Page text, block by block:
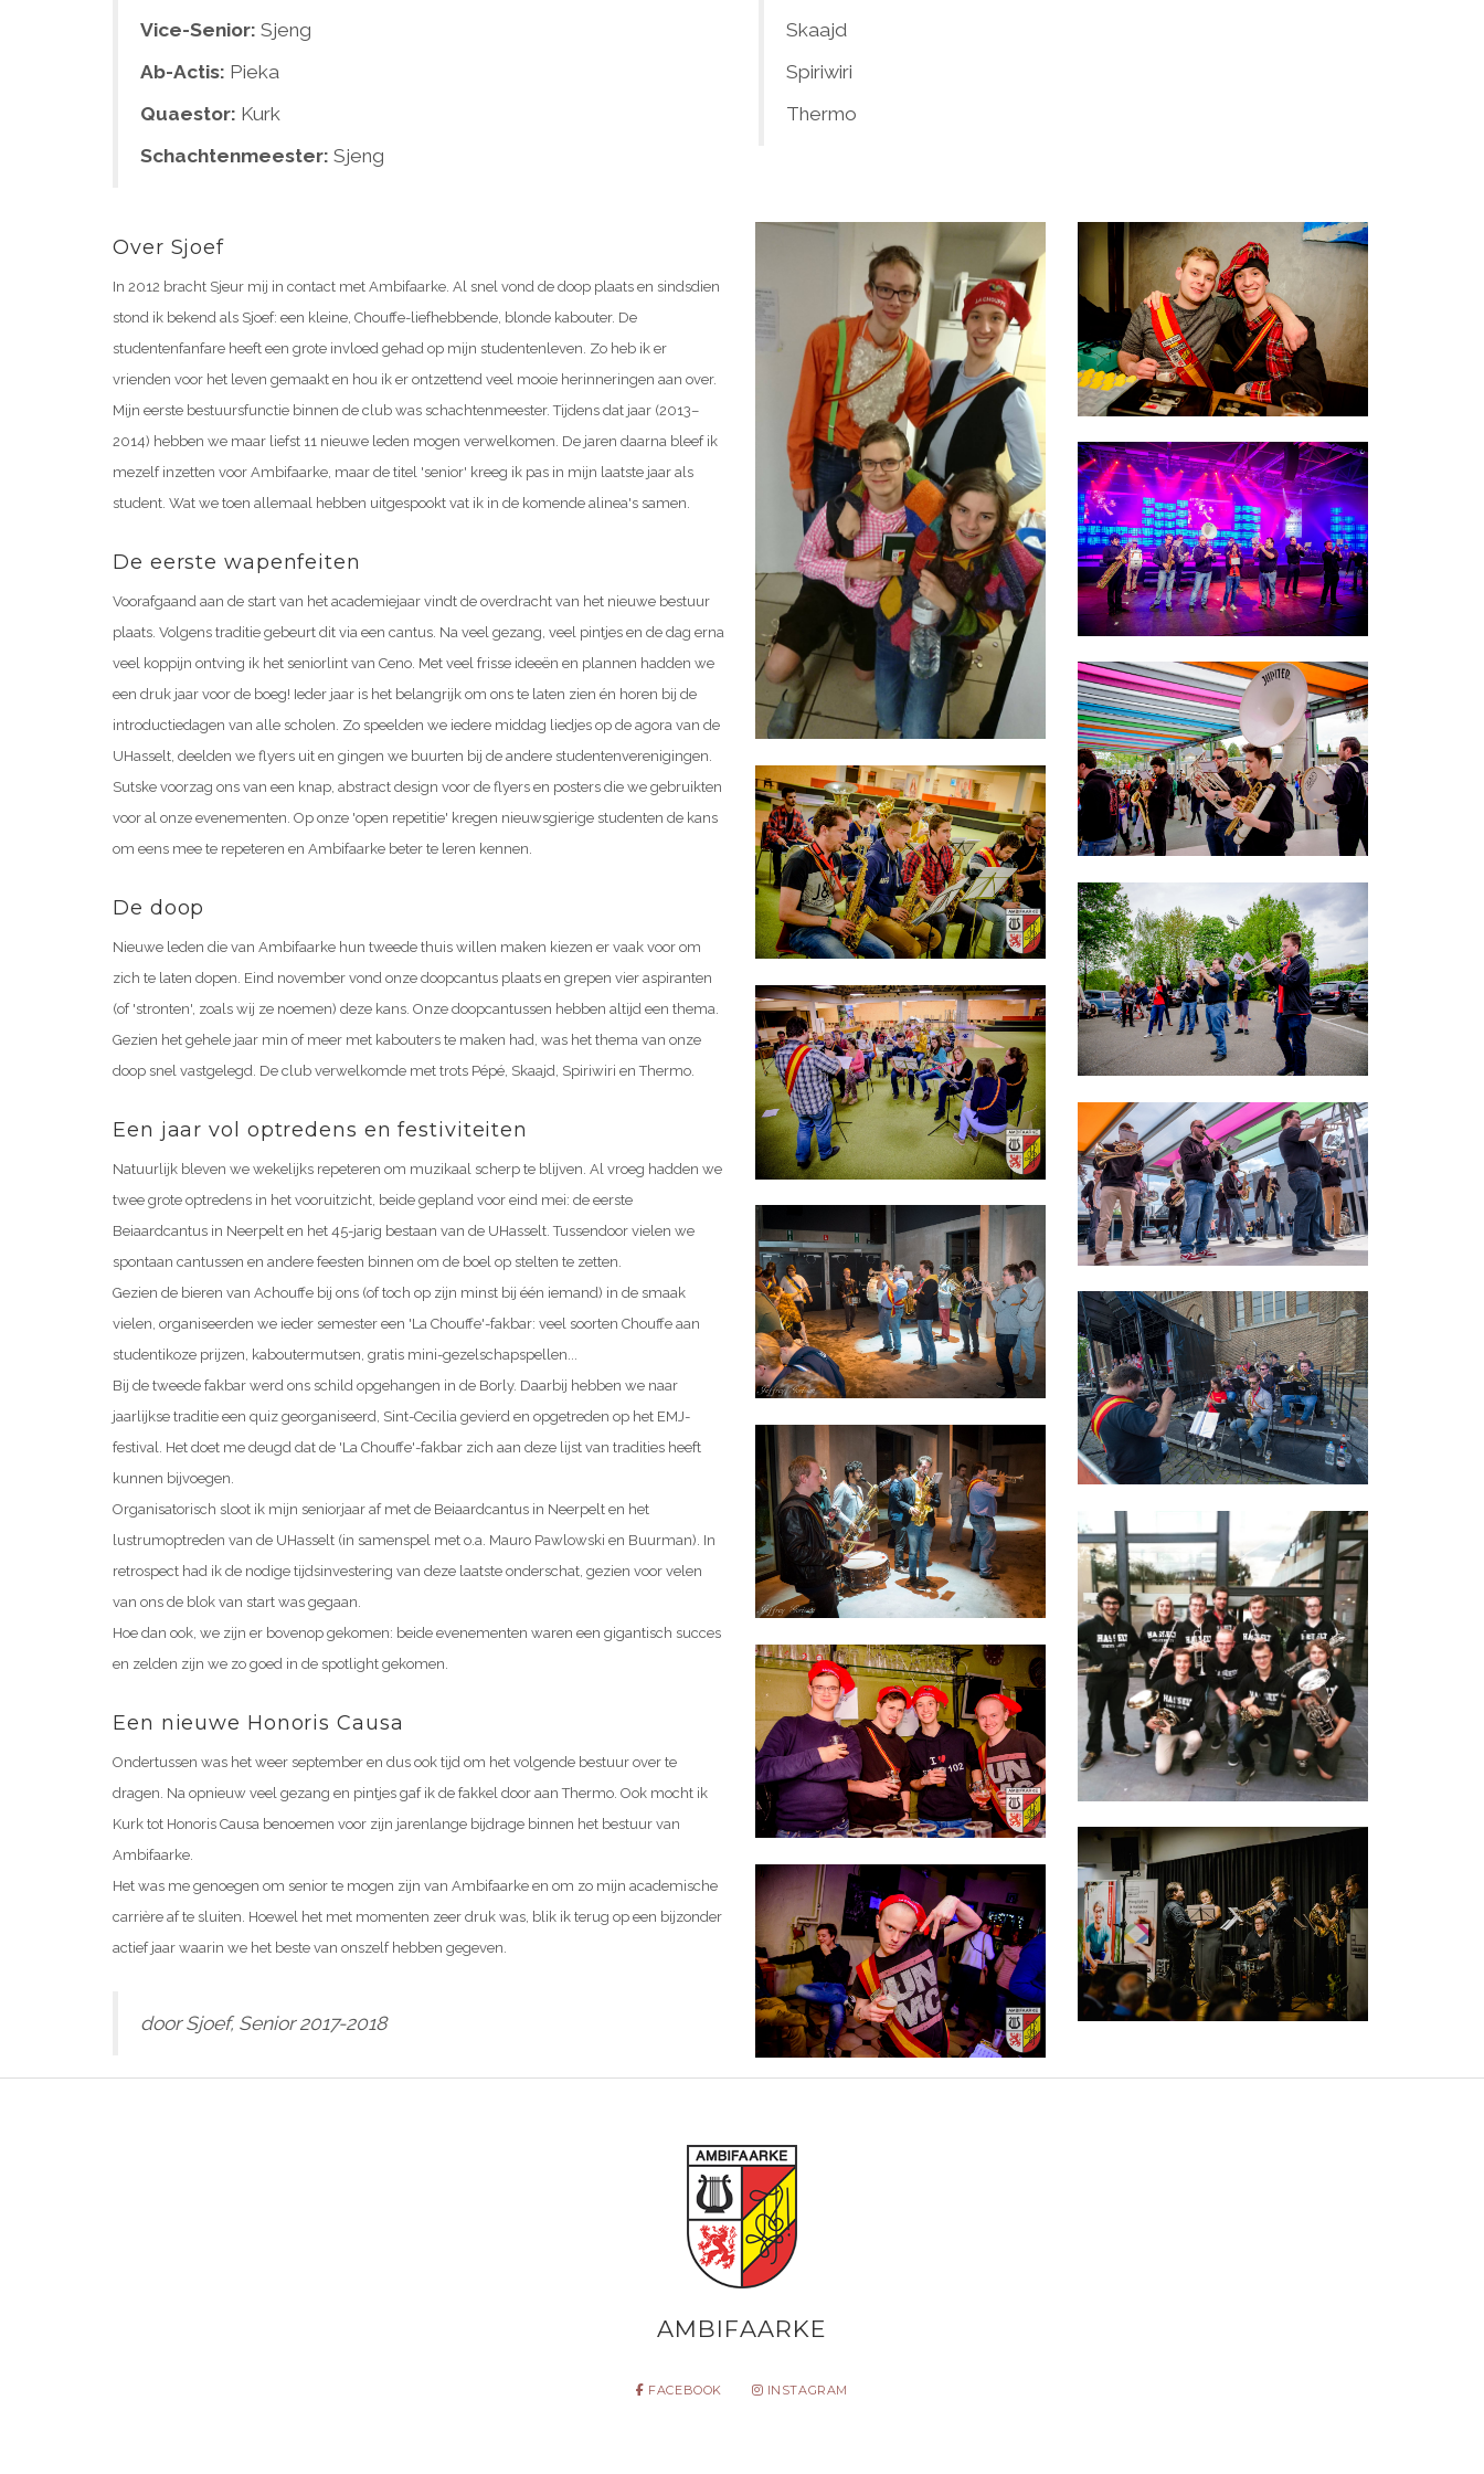
Vice-Senior: Sjeng
Ab-Actis: Pieka
Quaestor: Kurk
Schachtenmeester: Sjeng
Skaajd
Spiriwiri
Thermo
Over Sjoef
In 2012 bracht Sjeur mij in contact met Ambifaarke. Al snel vond de doop plaats en sindsdien
stond ik bekend als Sjoef: een kleine, Chouffe-liefhebbende, blonde kabouter. De
studentenfanfare heeft een grote invloed gehad op mijn studentenleven. Zo heb ik er
vrienden voor het leven gemaakt en hou ik er ontzettend veel mooie herinneringen aan over.
Mijn eerste bestuursfunctie binnen de club was schachtenmeester. Tijdens dat jaar (2013–
2014) hebben we maar liefst 11 nieuwe leden mogen verwelkomen. De jaren daarna bleef ik
mezelf inzetten voor Ambifaarke, maar de titel 'senior' kreeg ik pas in mijn laatste jaar als
student. Wat we toen allemaal hebben uitgespookt vat ik in de komende alinea's samen.
De eerste wapenfeiten
Voorafgaand aan de start van het academiejaar vindt de overdracht van het nieuwe bestuur
plaats. Volgens traditie gebeurt dit via een cantus. Na veel gezang, veel pintjes en de dag erna
veel koppijn ontving ik het seniorlint van Ceno. Met veel frisse ideeën en plannen hadden we
een druk jaar voor de boeg! Ieder jaar is het belangrijk om ons te laten zien én horen bij de
introductiedagen van alle scholen. Zo speelden we iedere middag liedjes op de agora van de
UHasselt, deelden we flyers uit en gingen we buurten bij de andere studentenverenigingen.
Sutske voorzag ons van een knap, abstract design voor de flyers en posters die we gebruikten
voor al onze evenementen. Op onze 'open repetitie' kregen nieuwsgierige studenten de kans
om eens mee te repeteren en Ambifaarke beter te leren kennen.
De doop
Nieuwe leden die van Ambifaarke hun tweede thuis willen maken kiezen er vaak voor om
zich te laten dopen. Eind november vond onze doopcantus plaats en grepen vier aspiranten
(of 'stronten', zoals wij ze noemen) deze kans. Onze doopcantussen hebben altijd een thema.
Gezien het gehele jaar min of meer met kabouters te maken had, was het thema van onze
doop snel vastgelegd. De club verwelkomde met trots Pépé, Skaajd, Spiriwiri en Thermo.
Een jaar vol optredens en festiviteiten
Natuurlijk bleven we wekelijks repeteren om muzikaal scherp te blijven. Al vroeg hadden we
twee grote optredens in het vooruitzicht, beide gepland voor eind mei: de eerste
Beiaardcantus in Neerpelt en het 45-jarig bestaan van de UHasselt. Tussendoor vielen we
spontaan cantussen en andere feesten binnen om de boel op stelten te zetten.
Gezien de bieren van Achouffe bij ons (of toch op zijn minst bij één iemand) in de smaak
vielen, organiseerden we ieder semester een 'La Chouffe'-fakbar: veel soorten Chouffe aan
studentikoze prijzen, kaboutermutsen, gratis mini-gezelschapspellen...
Bij de tweede fakbar werd ons schild opgehangen in de Borly. Daarbij hebben we naar
jaarlijkse traditie een quiz georganiseerd, Sint-Cecilia gevierd en opgetreden op het EMJ-
festival. Het doet me deugd dat de 'La Chouffe'-fakbar zich aan deze lijst van tradities heeft
kunnen bijvoegen.
Organisatorisch sloot ik mijn seniorjaar af met de Beiaardcantus in Neerpelt en het
lustrumoptreden van de UHasselt (in samenspel met o.a. Mauro Pawlowski en Buurman). In
retrospect had ik de nodige tijdsinvestering van deze laatste onderschat, gezien voor velen
van ons de blok van start was gegaan.
Hoe dan ook, we zijn er bovenop gekomen: beide evenementen waren een gigantisch succes
en zelden zijn we zo goed in de spotlight gekomen.
Een nieuwe Honoris Causa
Ondertussen was het weer september en dus ook tijd om het volgende bestuur over te
dragen. Na opnieuw veel gezang en pintjes gaf ik de fakkel door aan Thermo. Ook mocht ik
Kurk tot Honoris Causa benoemen voor zijn jarenlange bijdrage binnen het bestuur van
Ambifaarke.
Het was me genoegen om senior te mogen zijn van Ambifaarke en om zo mijn academische
carrière af te sluiten. Hoewel het met momenten zeer druk was, blik ik terug op een bijzonder
actief jaar waarin we het beste van onszelf hebben gegeven.
door Sjoef, Senior 2017-2018
AMBIFAARKE
FACEBOOK INSTAGRAM